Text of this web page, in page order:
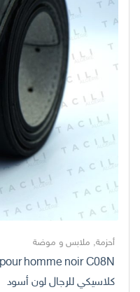
أحزمة, ملابس و موضة
كلاسيكي للرجال لون أسود